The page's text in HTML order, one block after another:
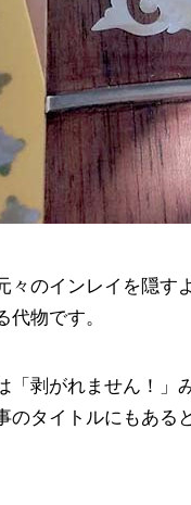
々のインレイを隠す
物です。
「剥がれません！」
タイトルにもある